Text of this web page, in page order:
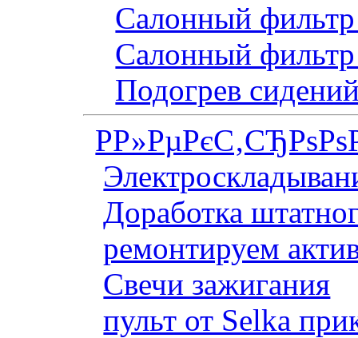
Салонный фильтр
Салонный фильтр
Подогрев
Доработка
ремонтируем
Свечи зажигания
пульт от Selka